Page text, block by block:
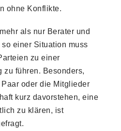
ohne Konflikte.
als nur Berater und
so einer Situation muss
zu einer
zu führen. Besonders,
oder die Mitglieder
kurz davorstehen, eine
zu klären, ist